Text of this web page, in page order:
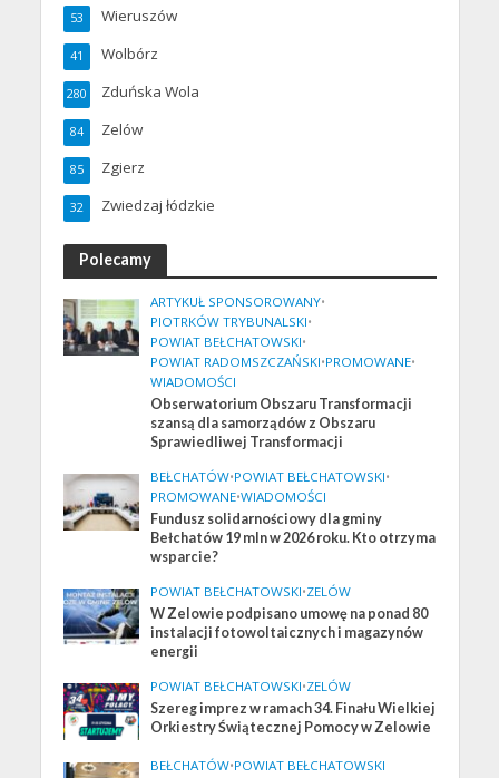
Wieruszów
53
Wolbórz
41
Zduńska Wola
280
Zelów
84
Zgierz
85
Zwiedzaj łódzkie
32
Polecamy
ARTYKUŁ SPONSOROWANY•
PIOTRKÓW TRYBUNALSKI•
POWIAT BEŁCHATOWSKI•
POWIAT RADOMSZCZAŃSKI•PROMOWANE•
WIADOMOŚCI
Obserwatorium Obszaru Transformacji
szansą dla samorządów z Obszaru
Sprawiedliwej Transformacji
BEŁCHATÓW•POWIAT BEŁCHATOWSKI•
PROMOWANE•WIADOMOŚCI
Fundusz solidarnościowy dla gminy
Bełchatów 19 mln w 2026 roku. Kto otrzyma
wsparcie?
POWIAT BEŁCHATOWSKI•ZELÓW
W Zelowie podpisano umowę na ponad 80
instalacji fotowoltaicznych i magazynów
energii
POWIAT BEŁCHATOWSKI•ZELÓW
Szereg imprez w ramach 34. Finału Wielkiej
Orkiestry Świątecznej Pomocy w Zelowie
BEŁCHATÓW•POWIAT BEŁCHATOWSKI